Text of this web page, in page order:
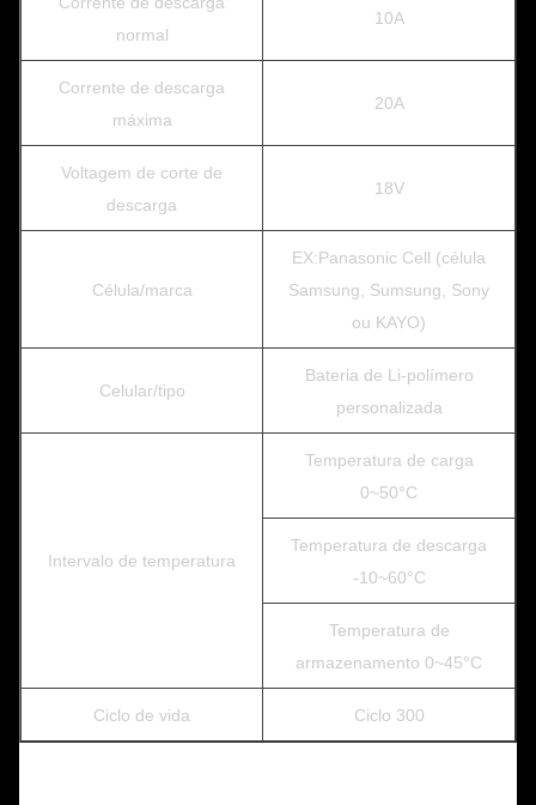
normal
10A
Corrente de descarga
máxima
20A
Voltagem de corte de
descarga
18V
Célula/marca
EX:Panasonic Cell (célula
Samsung, Sumsung, Sony
ou KAYO)
Celular/tipo
Bateria de Li-polímero
personalizada
Intervalo de temperatura
Temperatura de carga
0~50°C
Temperatura de descarga
-10~60°C
Temperatura de
armazenamento 0~45°C
Ciclo de vida Ciclo 300